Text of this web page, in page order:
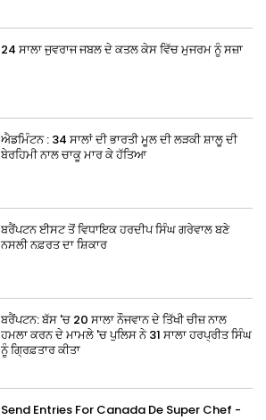
24 ਸਾਲਾ ਜੁਵਰਾਜ ਜਬਲ ਦੇ ਕਤਲ ਕੇਸ ਵਿੱਚ ਮੁਜਰਮ ਨੂੰ ਸਜ਼ਾ
ਐਡਮਿੰਟਨ : 34 ਸਾਲਾਂ ਦੀ ਭਾਰਤੀ ਮੂਲ ਦੀ ਲੜਕੀ ਸ਼ਾਲੂ ਦੀ
ਬੇਰਹਿਮੀ ਨਾਲ ਚਾਕੂ ਮਾਰ ਕੇ ਹੱਤਿਆ
ਬਰੈਂਪਟਨ ਈਸਟ ਤੋਂ ਵਿਧਾਇਕ ਹਰਦੀਪ ਸਿੰਘ ਗਰੇਵਾਲ ਬਣੇ
ਨਸਲੀ ਨਫ਼ਰਤ ਦਾ ਸ਼ਿਕਾਰ
ਬਰੈਂਪਟਨ: ਬੱਸ 'ਚ 20 ਸਾਲਾ ਨੌਜਵਾਨ ਦੇ ਤਿੱਖੀ ਚੀਜ਼ ਨਾਲ
ਹਮਲਾ ਕਰਨ ਦੇ ਮਾਮਲੇ 'ਚ ਪੁਲਿਸ ਨੇ 31 ਸਾਲਾ ਹਰਪ੍ਰੀਤ ਸਿੰਘ
ਨੂੰ ਗ੍ਰਿਫ਼ਤਾਰ ਕੀਤਾ
Send Entries For Canada De Super Chef -